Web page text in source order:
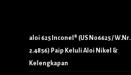
aloi 625 Inconel® (US N06625 / W.Nr.
2.4856) Paip Keluli Aloi Nikel &
Kelengkapan